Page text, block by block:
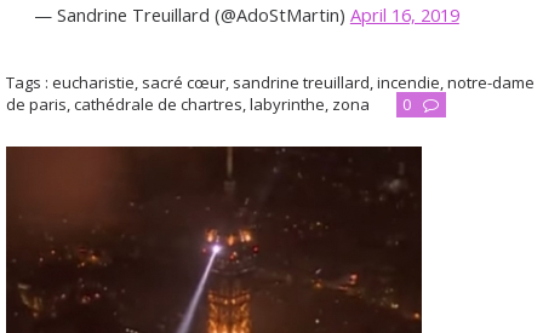
— Sandrine Treuillard (@AdoStMartin) April 16, 2019
Tags : eucharistie, sacré cœur, sandrine treuillard,incendie,notre-dame
de paris,cathédrale de chartres,labyrinthe, zona 0